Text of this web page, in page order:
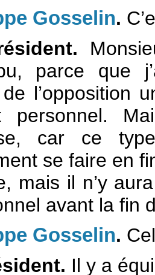
Gosselin.
parce que
l’opposition
personnel.
car ce
se faire en
mais il n’y
avant la fin
Gosselin.
Il y a